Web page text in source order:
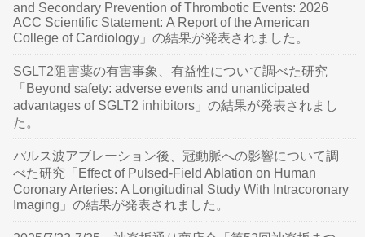
and Secondary Prevention of Thrombotic Events: 2026
ACC Scientific Statement: A Report of the American
College of Cardiology」の結果が発表されました。
SGLT2阻害薬の有害事象、有益性について調べた研究
「Beyond safety: adverse events and unanticipated
advantages of SGLT2 inhibitors」の結果が発表されまし
た。
パルス波アブレーション後、冠動脈への影響について調
べた研究「Effect of Pulsed-Field Ablation on Human
Coronary Arteries: A Longitudinal Study With Intracoronary
Imaging」の結果が発表されました。